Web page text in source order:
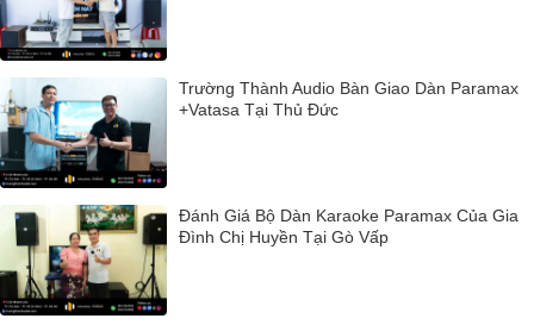
Trường Thành Audio Bàn Giao Dàn Paramax
+Vatasa Tại Thủ Đức
Đánh Giá Bộ Dàn Karaoke Paramax Của Gia
Đình Chị Huyền Tại Gò Vấp